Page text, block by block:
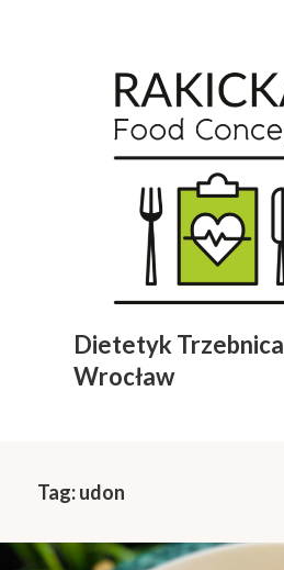
Dietetyk Trzebnica |
Wrocław
Tag:udon